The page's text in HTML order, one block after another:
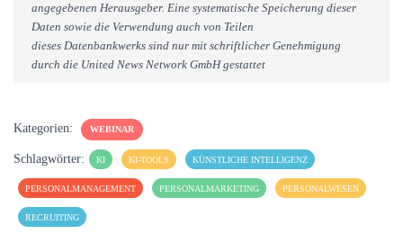
angegebenen Herausgeber. Eine systematische Speicherung dieser
Daten sowie die Verwendung auch von Teilen
dieses Datenbankwerks sind nur mit schriftlicher Genehmigung
durch die United News Network GmbH gestattet
Kategorien: WEBINAR
Schlagwörter: KI KI-TOOLS KÜNSTLICHE INTELLIGENZ
PERSONALMANAGEMENT PERSONALMARKETING PERSONALWESEN
RECRUITING